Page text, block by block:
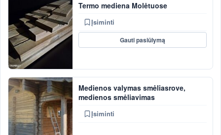
Termo mediena Molėtuose
Įsiminti
Gauti pasiūlymą
Medienos valymas smėliasrove,
medienos smėliavimas
Įsiminti